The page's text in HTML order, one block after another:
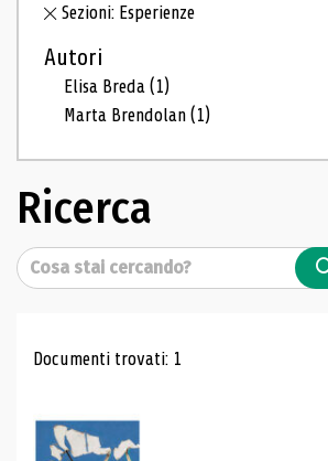
Sezioni: Esperienze
Autori
Elisa Breda(1)
Marta Brendolan(1)
Ricerca
Cerca
Risultati di ricerca
Documenti trovati: 1